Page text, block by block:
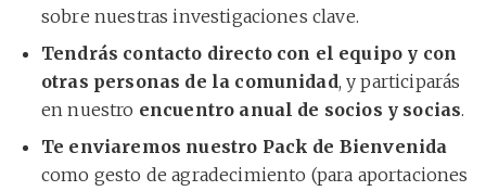
sobre nuestras investigaciones clave.
Tendrás contacto directo con el equipo y con
otras personas de la comunidad, y participarás
en nuestro encuentro anual de socios y socias.
Te enviaremos nuestro Pack de Bienvenida
como gesto de agradecimiento (para aportaciones